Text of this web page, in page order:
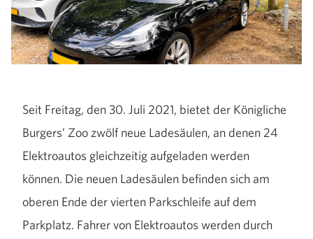
Seit Freitag, den 30. Juli 2021, bietet der Königliche
Burgers’ Zoo zwölf neue Ladesäulen, an denen 24
Elektroautos gleichzeitig aufgeladen werden
können. Die neuen Ladesäulen befinden sich am
oberen Ende der vierten Parkschleife auf dem
Parkplatz. Fahrer von Elektroautos werden durch